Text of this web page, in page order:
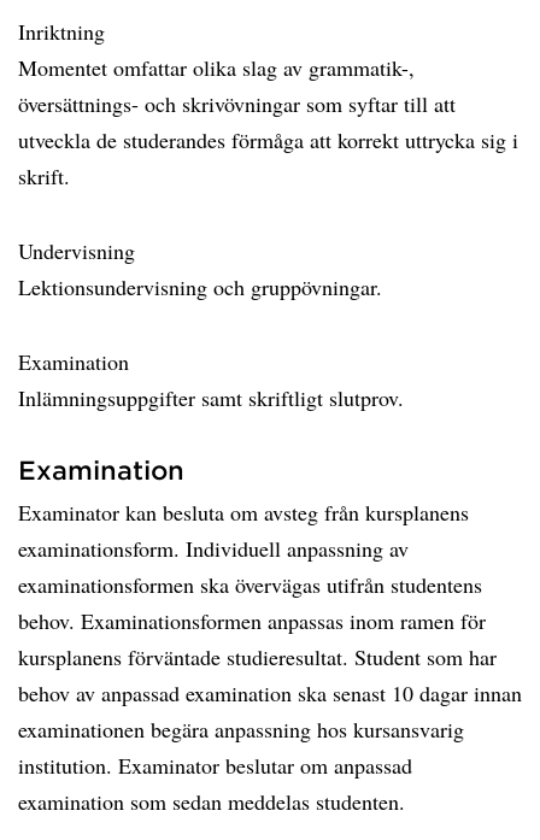
Inriktning
Momentet omfattar olika slag av grammatik-,
översättnings- och skrivövningar som syftar till att
utveckla de studerandes förmåga att korrekt uttrycka sig i
skrift.
Undervisning
Lektionsundervisning och gruppövningar.
Examination
Inlämningsuppgifter samt skriftligt slutprov.
Examination
Examinator kan besluta om avsteg från kursplanens
examinationsform. Individuell anpassning av
examinationsformen ska övervägas utifrån studentens
behov. Examinationsformen anpassas inom ramen för
kursplanens förväntade studieresultat. Student som har
behov av anpassad examination ska senast 10 dagar innan
examinationen begära anpassning hos kursansvarig
institution. Examinator beslutar om anpassad
examination som sedan meddelas studenten.